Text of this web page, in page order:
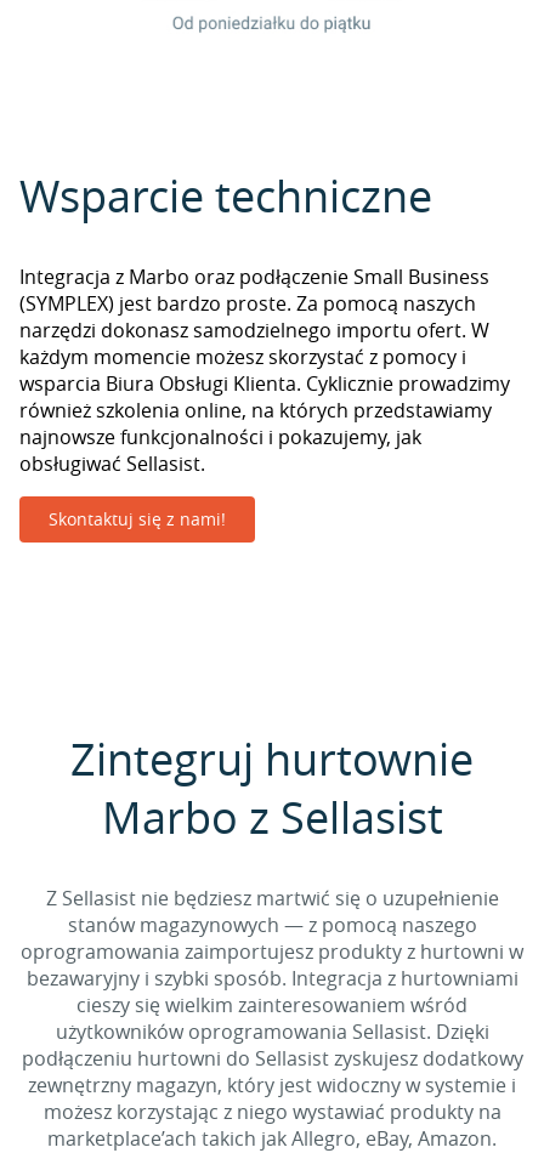
Wsparcie techniczne
Integracja z Marbo oraz podłączenie Small Business
(SYMPLEX) jest bardzo proste. Za pomocą naszych
narzędzi dokonasz samodzielnego importu ofert. W
każdym momencie możesz skorzystać z pomocy i
wsparcia Biura Obsługi Klienta. Cyklicznie prowadzimy
również szkolenia online, na których przedstawiamy
najnowsze funkcjonalności i pokazujemy, jak
obsługiwać Sellasist.
Skontaktuj się z nami!
Zintegruj hurtownie
Marbo z Sellasist
Z Sellasist nie będziesz martwić się o uzupełnienie
stanów magazynowych — z pomocą naszego
oprogramowania zaimportujesz produkty z hurtowni w
bezawaryjny i szybki sposób. Integracja z hurtowniami
cieszy się wielkim zainteresowaniem wśród
użytkowników oprogramowania Sellasist. Dzięki
podłączeniu hurtowni do Sellasist zyskujesz dodatkowy
zewnętrzny magazyn, który jest widoczny w systemie i
możesz korzystając z niego wystawiać produkty na
marketplace’ach takich jak Allegro, eBay, Amazon.